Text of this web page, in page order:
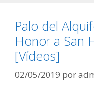
Palo del
Honor a San
[Vídeos]
02/05/2019 por